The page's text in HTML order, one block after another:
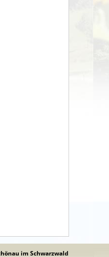
im Schwarzwald